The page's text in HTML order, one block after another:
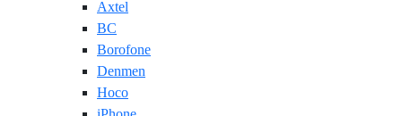
Axtel
BC
Borofone
Denmen
Hoco